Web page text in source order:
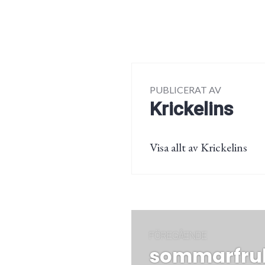
PUBLICERAT AV
Krickelins
Visa allt av Krickelins
FÖREGÅENDE
Föregående